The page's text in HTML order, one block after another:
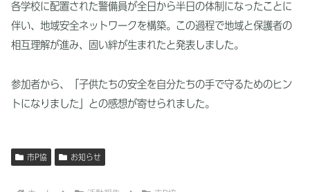
各学校に配置された警備員が全日から半日の体制になったことに
伴い、地域安全ネットワークを構築。この過程で地域と保護者の
相互理解が進み、固い絆が生まれたと発表しました。
参加者から、「子供たちの安全を自分たちの手で守るためのヒン
トになりました」との感想が寄せられました。
市P協 お知らせ